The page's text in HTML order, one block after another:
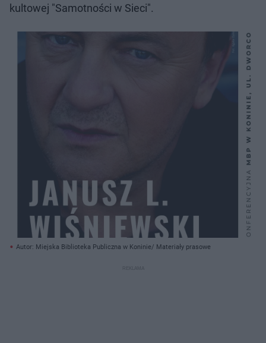
kultowej "Samotności w Sieci".
Autor: Miejska Biblioteka Publiczna w Koninie/ Materiały prasowe